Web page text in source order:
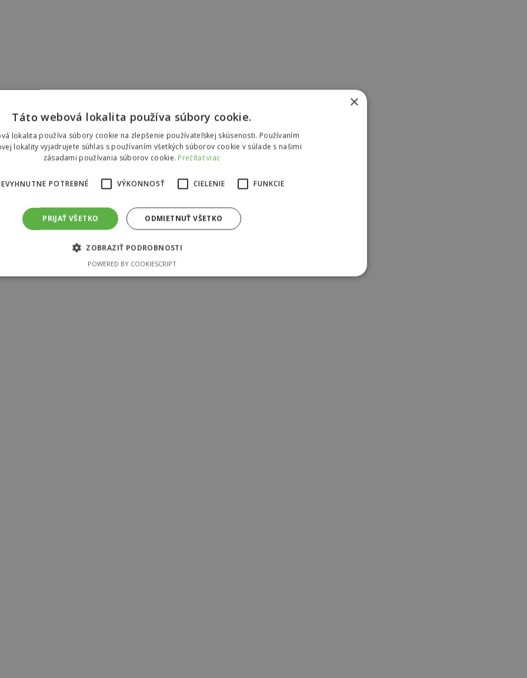
×
Táto webová lokalita používa súbory cookie.
lokalita používa súbory cookie na zlepšenie používateľskej skúsenosti. Používaním
lokality vyjadrujete súhlas s používaním všetkých súborov cookie v súlade s našimi
zásadami používania súborov cookie. Prečítať viac
POTREBNÉ VÝKONNOSŤ CIELENIE FUNKCIE
PRIJAŤ VŠETKO ODMIETNUŤ VŠETKO
ZOBRAZIŤ PODROBNOSTI
POWERED BY COOKIESCRIPT